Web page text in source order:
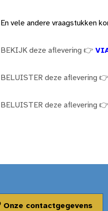
En vele andere vraagstukken
BEKIJK deze aflevering 👉
BELUISTER deze aflevering 👉
BELUISTER deze aflevering 👉
Onze contactgegevens